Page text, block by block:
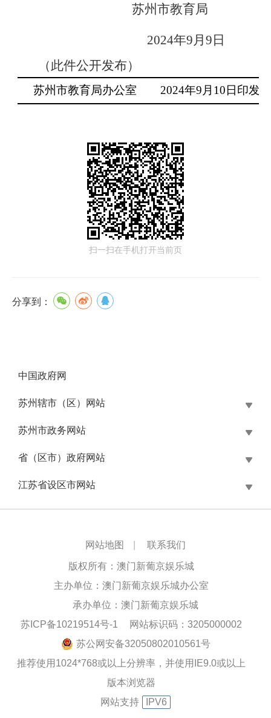
苏州市教育局
2024年9月 9 日
（此件公开发布）
苏州市教育局办公室 2024年9月 10 日印发
扫一扫在手机打开当前页
分享到：
中国政府网
苏州辖市（区）网站
苏州市政务网站
省（区市）政府网站
江苏省设区市网站
网站地图 联系我们
版权所有：澳门新葡京娱乐城
主办单位：澳门新葡京娱乐城办公室
承办单位：澳门新葡京娱乐城
苏ICP备10219514号-1
网站标识码：3205000002
苏公网安备32050802010561号
推荐使用1024*768或以上分辨率，并使用IE9.0或以上
版本浏览器
网站支持
IPV6